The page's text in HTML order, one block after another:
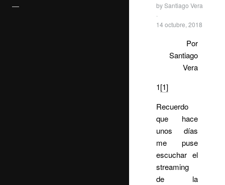
—
bySantiago Vera
·
14 octubre, 2018
Por
Santiago
Vera
1[1]
Recuerdo
que hace
unos días
me puse
escuchar el
streaming
de la